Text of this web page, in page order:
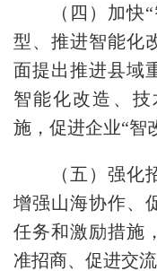
（四）加快“
型、推进智能化
面提出推进县域
智能化改造、
施，促进企业“智
（五）强化招
增强山海协作、
任务和激励措施
准招商、促进交